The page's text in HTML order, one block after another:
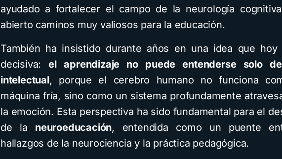
ayudado a fortalecer el campo de la neurología
abierto caminos muy valiosos para la educación.
También ha insistido durante años en una idea que hoy
decisiva:el aprendizaje no puede entenderse solo
intelectual, porque el cerebro humano no funciona
máquina fría, sino como un sistema profundamente
la emoción. Esta perspectiva ha sido fundamental para el
de la neuroeducación, entendida como un puente
hallazgos de la neurociencia y la práctica pedagógica.